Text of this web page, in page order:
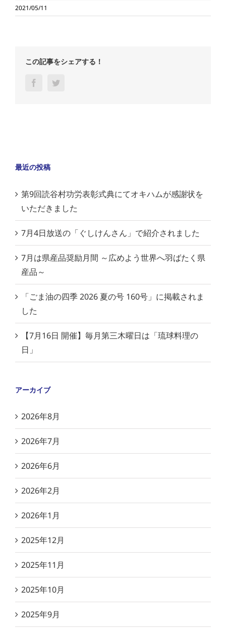
2021/05/11
この記事をシェアする！
Facebook
最近の投稿
第9回読谷村功労表彰式典にてオキハムが感謝状を
いただきました
7月4日放送の「ぐしけんさん」で紹介されました
7月は県産品奨励月間 ～広めよう世界へ羽ばたく県
産品～
「ごま油の四季 2026 夏の号 160号」に掲載されま
した
【7月16日 開催】毎月第三木曜日は「琉球料理の
日」
アーカイブ
2026年8月
2026年7月
2026年6月
2026年2月
2026年1月
2025年12月
2025年11月
2025年10月
2025年9月